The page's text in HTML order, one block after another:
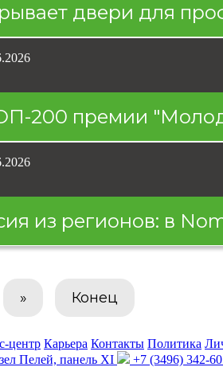
двери для
200 премии
из регионов: в
» Конец
центр Карьера Контакты Политика
Пелей, панель XI
+7 (3496) 342-